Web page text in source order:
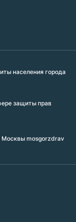
населения города
защиты прав
Москвы mosgorzdrav